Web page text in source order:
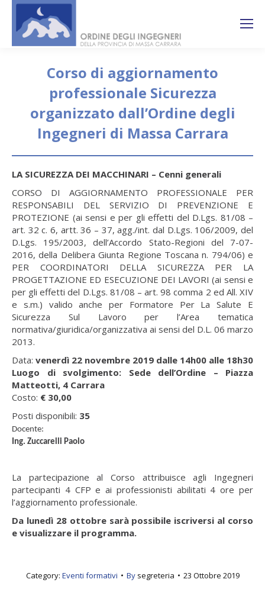
Corso di aggiornamento
professionale Sicurezza
organizzato dall’Ordine degli
Ingegneri di Massa Carrara
LA SICUREZZA DEI MACCHINARI – Cenni generali
CORSO DI AGGIORNAMENTO PROFESSIONALE PER
RESPONSABILI DEL SERVIZIO DI PREVENZIONE E
PROTEZIONE (ai sensi e per gli effetti del D.Lgs. 81/08 –
art. 32 c. 6, artt. 36 – 37, agg./int. dal D.Lgs. 106/2009, del
D.Lgs. 195/2003, dell’Accordo Stato-Regioni del 7-07-
2016, della Delibera Giunta Regione Toscana n. 794/06) e
PER COORDINATORI DELLA SICUREZZA PER LA
PROGETTAZIONE ED ESECUZIONE DEI LAVORI (ai sensi e
per gli effetti del D.Lgs. 81/08 – art. 98 comma 2 ed All. XIV
e s.m.) valido anche per Formatore Per La Salute E
Sicurezza Sul Lavoro per l’Area tematica
normativa/giuridica/organizzativa ai sensi del D.L. 06 marzo
2013.
Data: venerdì 22 novembre 2019 dalle 14h00 alle 18h30
Luogo di svolgimento: Sede dell’Ordine – Piazza
Matteotti, 4 Carrara
Costo: € 30,00
Posti disponibili: 35
Docente:
Ing. Zuccarelli Paolo
La partecipazione al Corso attribuisce agli Ingegneri
partecipanti 4 CFP e ai professionisti abilitati 4 ore per
l’aggiornamento professionale.
Da lunedì 28 ottobre sarà possibile iscriversi al corso
e visualizzare il programma.
Category: Eventi formativi By segreteria 23 Ottobre 2019